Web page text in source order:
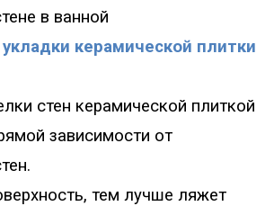
в ванной
керамической плитки
стен керамической плиткой
зависимости от
тем лучше ляжет